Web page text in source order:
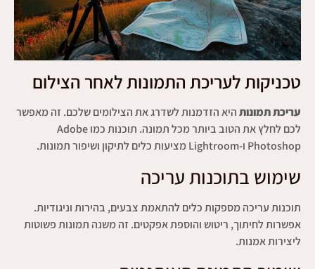
טכניקות לעריכת התמונות לאחר הצילום
עריכת תמונותהיא הזדמנות לשדרג את הצילומים שלכם. זה מאפשר
לכם לחלץ את הטוב ביותר מכל תמונה. תוכנות כמו Adobe
Photoshop ו-Lightroom מציעות כלים לתיקון ושיפור תמונות.
שימוש בתוכנות עריכה
תוכנות עריכה מספקות כלים להתאמת צבעים, בהירות וניגודיות.
אפשרות לחיתוך, ריטוש והוספת אפקטים. זה משנה תמונות פשוטות
ליצירות אמנות.